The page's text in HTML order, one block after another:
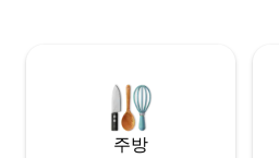
주방